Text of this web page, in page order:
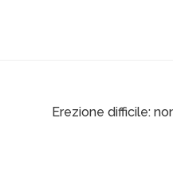
Erezione difficile: